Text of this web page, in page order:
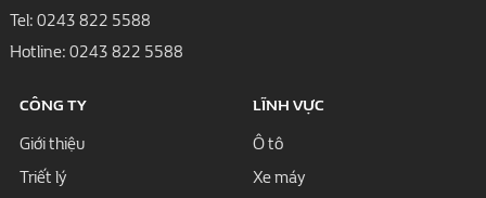
Tel: 0243 822 5588
Hotline: 0243 822 5588
CÔNG TY
Giới thiệu
Triết lý
LĨNH VỰC
Ô tô
Xe máy